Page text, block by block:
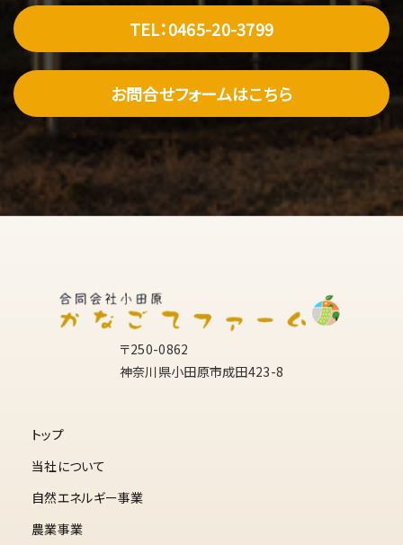
TEL：0465-20-3799
お問合せフォームはこちら
〒250-0862
神奈川県小田原市成田423-8
トップ
当社について
自然エネルギー事業
農業事業